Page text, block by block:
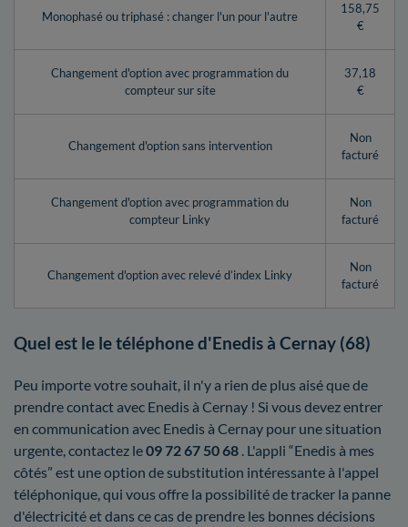
Monophasé ou triphasé : changer l'un pour l'autre
158,75
€
Changement d'option avec programmation du
compteur sur site
37,18
€
Changement d'option sans intervention
Non
facturé
Changement d'option avec programmation du
compteur Linky
Non
facturé
Changement d'option avec relevé d’index Linky
Non
facturé
Quel est le le téléphone d'Enedis à Cernay (68)
Peu importe votre souhait, il n'y a rien de plus aisé que de
prendre contact avec Enedis à Cernay ! Si vous devez entrer
en communication avec Enedis à Cernay pour une situation
urgente, contactez le09 72 67 50 68 . L'appli “Enedis à mes
côtés” est une option de substitution intéressante à l'appel
téléphonique, qui vous offre la possibilité de tracker la panne
d'électricité et dans ce cas de prendre les bonnes décisions